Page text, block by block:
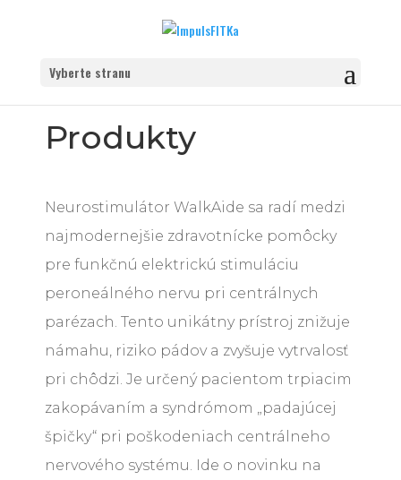
Vyberte stranu
Produkty
Neurostimulátor WalkAide sa radí medzi
najmodernejšie zdravotnícke pomôcky
pre funkčnú elektrickú stimuláciu
peroneálného nervu pri centrálnych
parézach. Tento unikátny prístroj znižuje
námahu, riziko pádov a zvyšuje vytrvalosť
pri chôdzi. Je určený pacientom trpiacim
zakopávaním a syndrómom „padajúcej
špičky“ pri poškodeniach centrálneho
nervového systému. Ide o novinku na